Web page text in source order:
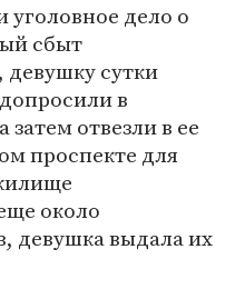
уголовное дело о
сбыт
девушку сутки
в
затем отвезли в ее
проспекте для
около
девушка выдала их